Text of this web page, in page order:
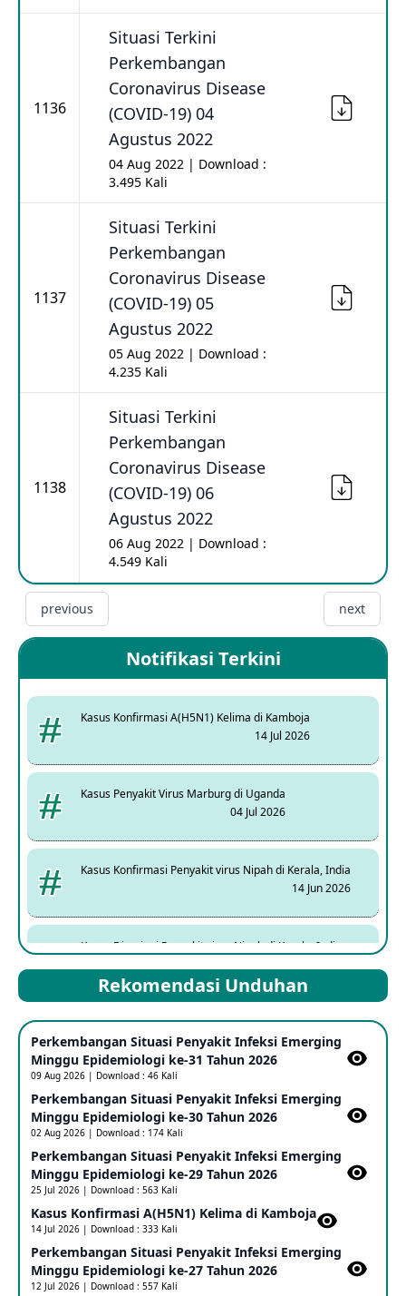
1136
Situasi Terkini
Perkembangan
Coronavirus Disease
(COVID-19) 04
Agustus 2022
04 Aug 2022 | Download :
3.495 Kali
1137
Situasi Terkini
Perkembangan
Coronavirus Disease
(COVID-19) 05
Agustus 2022
05 Aug 2022 | Download :
4.235 Kali
1138
Situasi Terkini
Perkembangan
Coronavirus Disease
(COVID-19) 06
Agustus 2022
06 Aug 2022 | Download :
4.549 Kali
previous next
Notifikasi Terkini
Kasus Konfirmasi A(H5N1) Kelima di Kamboja
14 Jul 2026
Kasus Penyakit Virus Marburg di Uganda
04 Jul 2026
Kasus Konfirmasi Penyakit virus Nipah di Kerala, India
14 Jun 2026
Kasus Dicurigai Penyakit virus Nipah di Kerala, India
Mpox Clade 1b di Taiwan
25 May 2026
Update Informasi PHEIC Penyakit Ebola
23 May 2026
Penetapan Outbreak Penyakit Ebola di RD Kongo dan
Uganda Sebagai PHEIC
17 May 2026
Outbreak Penyakti Ebola di RD Kongo
16 May 2026
Rekomendasi Unduhan
Perkembangan Situasi Penyakit Infeksi Emerging
Minggu Epidemiologi ke-31 Tahun 2026
09 Aug 2026 | Download : 46 Kali
Perkembangan Situasi Penyakit Infeksi Emerging
Minggu Epidemiologi ke-30 Tahun 2026
02 Aug 2026 | Download : 174 Kali
Perkembangan Situasi Penyakit Infeksi Emerging
Minggu Epidemiologi ke-29 Tahun 2026
25 Jul 2026 | Download : 563 Kali
Kasus Konfirmasi A(H5N1) Kelima di Kamboja​
14 Jul 2026 | Download : 333 Kali
Perkembangan Situasi Penyakit Infeksi Emerging
Minggu Epidemiologi ke-27 Tahun 2026
12 Jul 2026 | Download : 557 Kali